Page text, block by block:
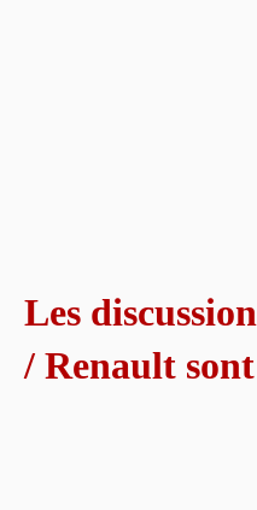
Les
/ Renault